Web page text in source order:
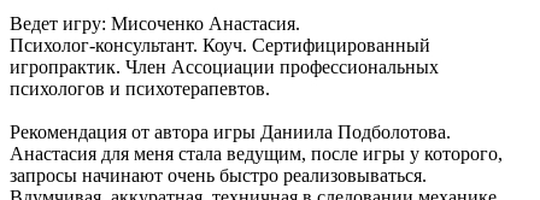
Ведет игру: Мисоченко Анастасия.
Психолог-консультант. Коуч. Сертифицированный
игропрактик. Член Ассоциации профессиональных
психологов и психотерапевтов.
Рекомендация от автора игры Даниила Подболотова.
Анастасия для меня стала ведущим, после игры у которого,
запросы начинают очень быстро реализовываться.